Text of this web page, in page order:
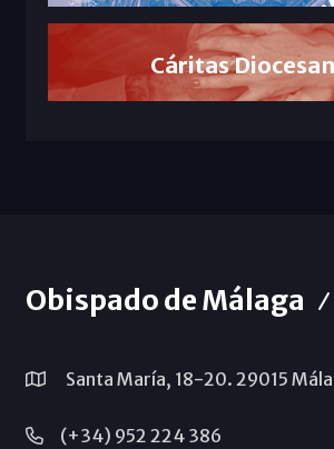
Cáritas
Obispado de Málaga
Santa María, 18-20. 29015
(+34) 952 224 386